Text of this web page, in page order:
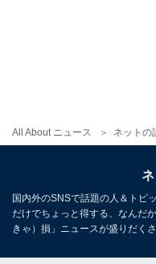
All About ニュース ネットの
国内外のSNSで話題の人＆トピ
だけでちょっと得する、なんだ
きゃ）損」ニュースが盛りだくさ